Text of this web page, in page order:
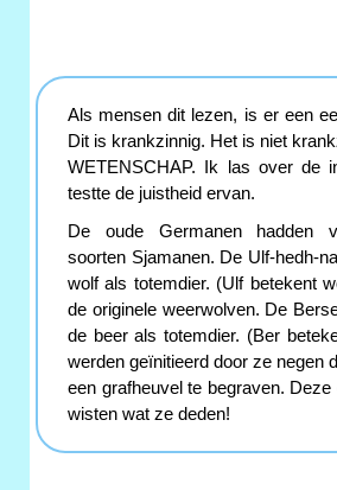
Als mensen dit lezen, is er een
Dit is krankzinnig. Het is niet
WETENSCHAP. Ik las over de
testte de juistheid ervan.
De oude Germanen hadden
soorten Sjamanen. De Ulf-hedh-
wolf als totemdier. (Ulf betekent
de originele weerwolven. De
de beer als totemdier. (Ber
werden geïnitieerd door ze negen
een grafheuvel te begraven. Deze
wisten wat ze deden!